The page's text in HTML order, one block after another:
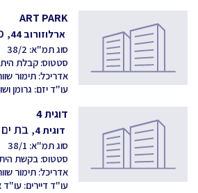
ART PARK
ארלוזורוב 44,
סוג תמ"א: 38/2
סטטוס: קבלת
אדריכל: תימור
עו"ד יזם: גרומן
דוגית 4
דוגית 4, בת ים
סוג תמ"א: 38/1
סטטוס: בקשת
אדריכל: תימור
עו"ד דיירים: עו"ד